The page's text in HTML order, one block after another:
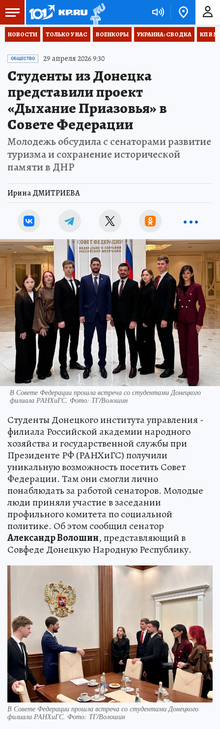
НОВОСТИ ТОЛЬКО У НАС ВОЕНКОРЫ УКРАИНА: СВОДКА КП В
ОБЩЕСТВО 29 апреля 2026 9:30
Студенты из Донецка
представили проект
«Дыхание Приазовья» в
Совете Федерации
Молодежь обсудила с сенаторами развитие
туризма и сохранение исторической
памяти в ДНР
Ирина ДМИТРИЕВА
В Совете Федерации прошла встреча со студентами Донецкого
филиала РАНХиГС. Фото: ТГ/Волошин
Студенты Донецкого института управления -
филиала Российской академии народного
хозяйства и государственной службы при
Президенте РФ (РАНХиГС) получили
уникальную возможность посетить Совет
Федерации. Там они смогли лично
понаблюдать за работой сенаторов. Молодые
люди приняли участие в заседании
профильного комитета по социальной
политике. Об этом сообщил сенатор
Александр Волошин, представляющий в
Совфеде Донецкую Народную Республику.
В Совете Федерации прошла встреча со студентами Донецкого
филиала РАНХиГС. Фото: ТГ/Волошин